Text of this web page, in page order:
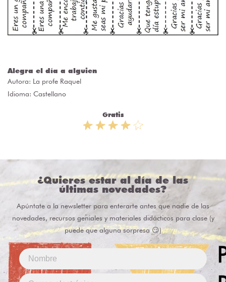
Alegra el día a alguien
Autora: La profe Raquel
Idioma: Castellano
Gratis
¿Quieres estar al día de las
últimas novedades?
Apúntate a la newsletter para enterarte antes que nadie de las
novedades, recursos geniales y materiales didácticos para clase (y
puede que alguna sorpresa 😏)